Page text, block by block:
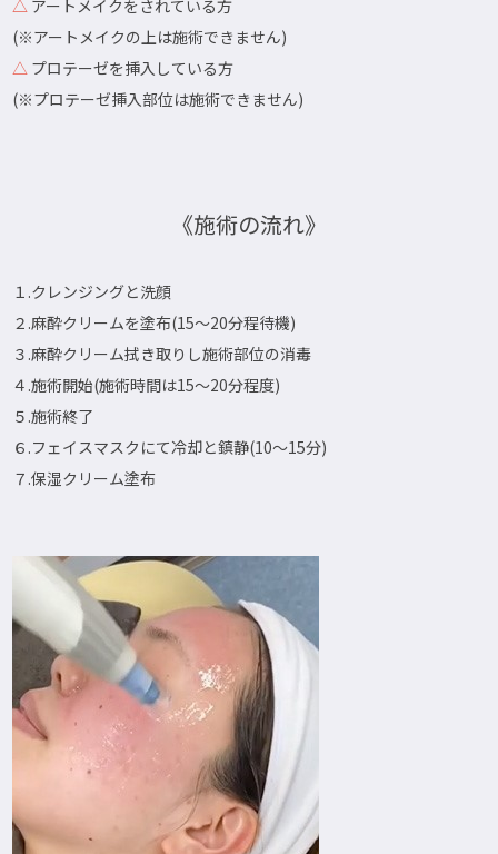
△ アートメイクをされている方
(※アートメイクの上は施術できません)
△ プロテーゼを挿入している方
(※プロテーゼ挿入部位は施術できません)
《施術の流れ》
１.クレンジングと洗顔
２.麻酔クリームを塗布(15～20分程待機)
３.麻酔クリーム拭き取りし施術部位の消毒
４.施術開始(施術時間は15～20分程度)
５.施術終了
６.フェイスマスクにて冷却と鎮静(10～15分)
７.保湿クリーム塗布